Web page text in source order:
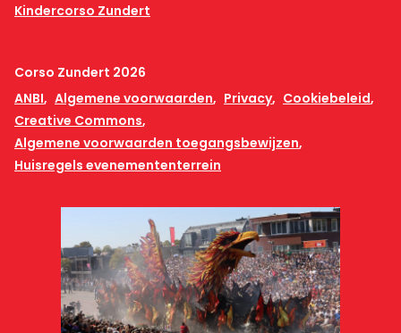
Kindercorso Zundert
Corso Zundert 2026
ANBI
Algemene voorwaarden Privacy
Cookiebeleid
Creative Commons
Algemene voorwaarden toegangsbewijzen
Huisregels evenemententerrein